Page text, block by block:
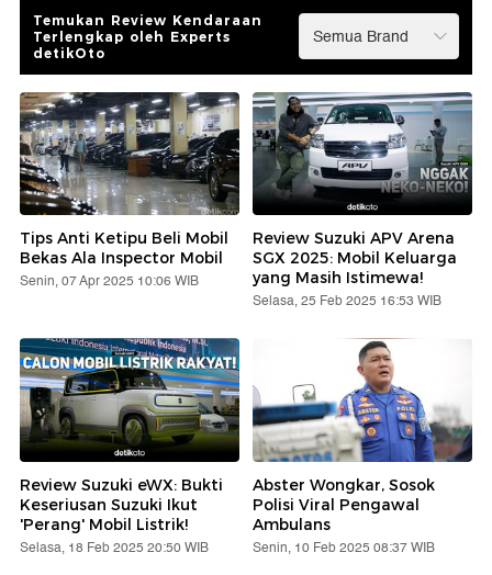
Temukan Review Kendaraan
Terlengkap oleh Experts
detikOto
Tips Anti Ketipu Beli Mobil
Bekas Ala Inspector Mobil
Senin, 07 Apr 2025 10:06 WIB
Review Suzuki APV Arena
SGX 2025: Mobil Keluarga
yang Masih Istimewa!
Selasa, 25 Feb 2025 16:53 WIB
Review Suzuki eWX: Bukti
Keseriusan Suzuki Ikut
'Perang' Mobil Listrik!
Selasa, 18 Feb 2025 20:50 WIB
Abster Wongkar, Sosok
Polisi Viral Pengawal
Ambulans
Senin, 10 Feb 2025 08:37 WIB